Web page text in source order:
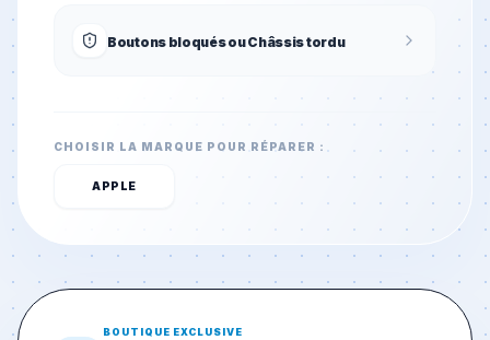
Boutons bloqués ou Châssis tordu
CHOISIR LA MARQUE POUR RÉPARER :
APPLE
BOUTIQUE EXCLUSIVE